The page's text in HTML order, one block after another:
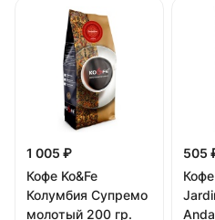
1 005 ₽
Кофе Ko&Fe
Колумбия Супремо
молотый 200 гр.
505